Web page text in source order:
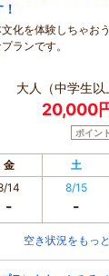
化を体験しちゃお
ランです。
大人（中学生以
20,000
ポイン
金 土
14
-
8/15
-
空き状況をもっ